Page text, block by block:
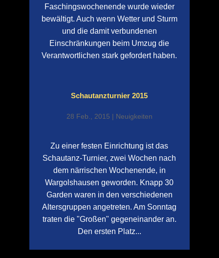
Faschingswochenende wurde wieder
bewältigt. Auch wenn Wetter und Sturm
und die damit verbundenen
Einschränkungen beim Umzug die
Verantwortlichen stark gefordert haben.
Schautanzturnier 2015
28 Feb., 2015 | Neuigkeiten
Zu einer festen Einrichtung ist das
Schautanz-Turnier, zwei Wochen nach
dem närrischen Wochenende, in
Wargolshausen geworden. Knapp 30
Garden waren in den verschiedenen
Altersgruppen angetreten. Am Sonntag
traten die "Großen" gegeneinander an.
Den ersten Platz...